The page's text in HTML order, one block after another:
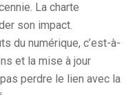
La charte
son impact.
du numérique, c’est-à-
et la mise à jour
perdre le lien avec la